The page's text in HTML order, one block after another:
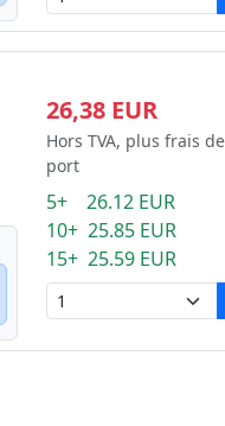
26,38 EUR
Hors TVA, plus frais de
port
5+ 26.12 EUR
10+ 25.85 EUR
15+ 25.59 EUR